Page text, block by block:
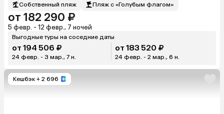
Собственный пляж Пляж с «Голубым флагом»
от 182 290 ₽
5 февр. - 12 февр., 7 ночей
Выгодные туры на соседние даты
от 194 506 ₽
24 февр. - 3 мар., 7 н.
от 183 520 ₽
24 февр. - 2 мар., 6 н.
Кешбэк + 2 696